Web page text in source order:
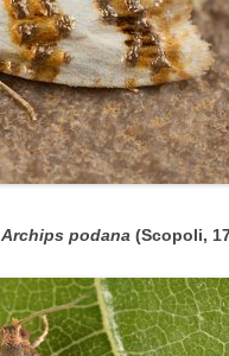
Archips podana (Scopoli,